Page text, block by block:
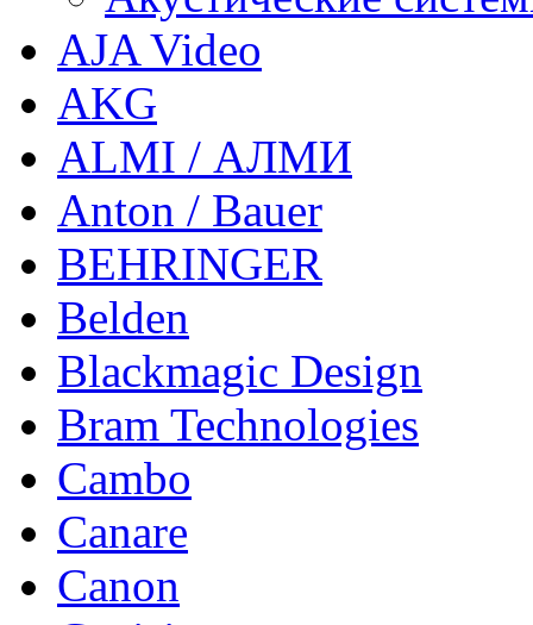
AJA Video
AKG
ALMI / АЛМИ
Anton / Bauer
BEHRINGER
Belden
Blackmagic Design
Bram Technologies
Cambo
Canare
Canon